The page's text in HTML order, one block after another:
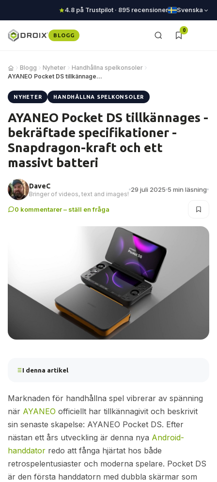
4.8 på Trustpilot · 895 recensioner Svenska
BLOGG
0
Blogg Nyheter
Handhållna spelkonsoler
AYANEO Pocket DS tillkännages - bekräftade spe…
NYHETER HANDHÅLLNA SPELKONSOLER
AYANEO Pocket DS tillkännages -
bekräftade specifikationer -
Snapdragon-kraft och ett
massivt batteri
DaveC
Bringer of videos, text and images!
29 juli 2025 5 min läsning
0 kommentarer – ställ en fråga
I denna artikel
Marknaden för handhållna spel vibrerar av spänning
när AYANEO officiellt har tillkännagivit och beskrivit
sin senaste skapelse: AYANEO Pocket DS. Efter
nästan ett års utveckling är denna nya Android-
handdator redo att fånga hjärtat hos både
retrospelentusiaster och moderna spelare. Pocket DS
är den första handdatorn med dubbla skärmar som